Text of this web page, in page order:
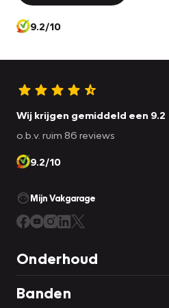
demonstreren.
9.2/10
Wij krijgen gemiddeld een 9.2
o.b.v. ruim 86 reviews
9.2/10
Mijn Vakgarage
Onderhoud
Banden